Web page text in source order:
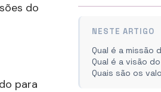
do
para
NESTE ARTIGO
Qual é a missão
Qual é a visão
Quais são os